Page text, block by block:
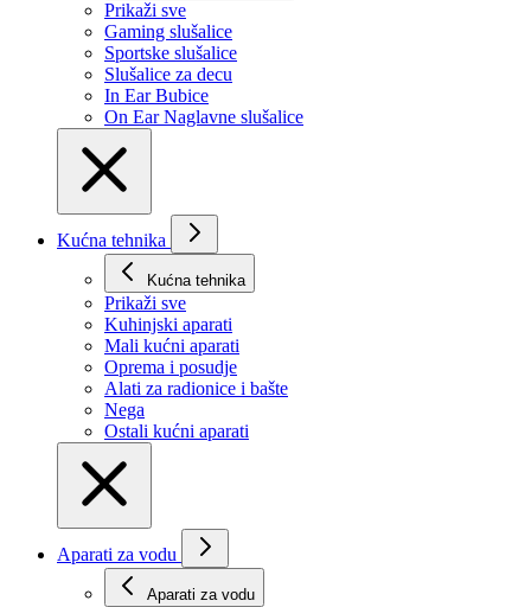
Prikaži svе
Gaming slušalice
Sportske slušalice
Slušalice za decu
In Ear Bubice
On Ear Naglavne slušalice
Kućna tehnika
Kućna tehnika
Prikaži svе
Kuhinjski aparati
Mali kućni aparati
Oprema i posudje
Alati za radionice i bašte
Nega
Ostali kućni aparati
Aparati za vodu
Aparati za vodu